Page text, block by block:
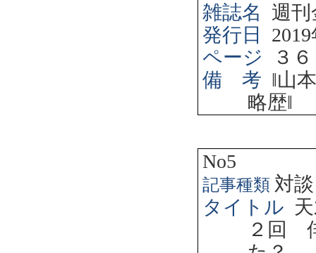
雑誌名
週
発行日
2019
ページ
３
備 考 ‖山
略歴‖
No5
記事種類 対談
タイトル
２回